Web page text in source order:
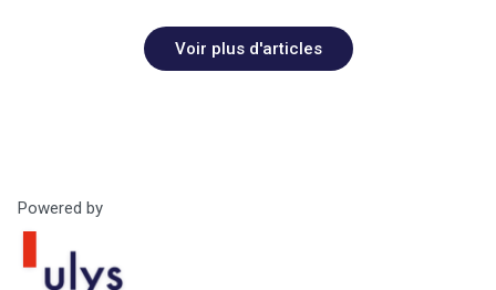
Voir plus d'articles
Powered by